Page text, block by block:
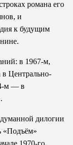
романа его
и
к будущим
в 1967-м,
Центрально-
м — в
дилогии
«Подъём»